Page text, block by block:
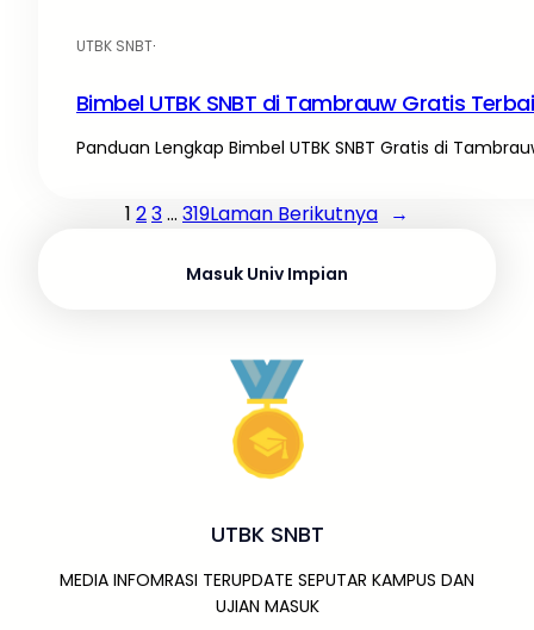
UTBK SNBT·
Bimbel UTBK SNBT di Tambrauw Gratis
Panduan Lengkap Bimbel UTBK SNBT Gratis di
1 23… 319Laman Berikutnya →
Masuk Univ Impian
UTBK SNBT
MEDIA INFOMRASI TERUPDATE SEPUTAR KAMPUS DAN
UJIAN MASUK